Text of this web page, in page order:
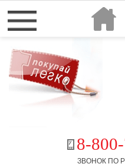
8-
ЗВОНОК ПО